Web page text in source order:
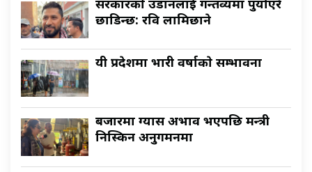
सरकारकाे उडानलाई गन्तव्यमा पुर्याएरै
छाडिन्छ: रवि लामिछाने
यी प्रदेशमा भारी वर्षाकाे सम्भावना
बजारमा ग्यास अभाव भएपछि मन्त्री
निस्किन अनुगमनमा